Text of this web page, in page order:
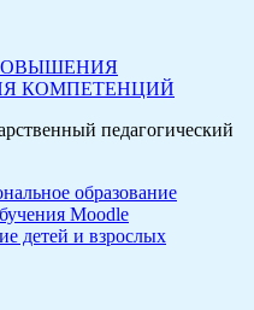
КОМПЕТЕНЦИЙ
педагогический
образование
Moodle
детей и взрослых